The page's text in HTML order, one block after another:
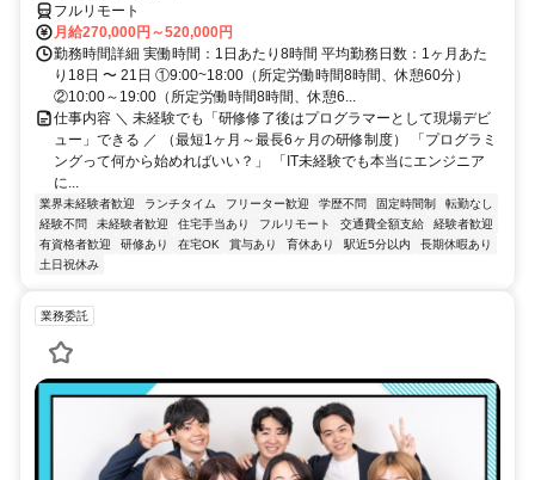
フルリモート
月給270,000円～520,000円
勤務時間詳細 実働時間：1日あたり8時間 平均勤務日数：1ヶ月あた
り18日 〜 21日 ①9:00~18:00（所定労働時間8時間、休憩60分）
②10:00～19:00（所定労働時間8時間、休憩6...
仕事内容 ＼ 未経験でも「研修修了後はプログラマーとして現場デビ
ュー」できる ／ （最短1ヶ月～最長6ヶ月の研修制度） 「プログラミ
ングって何から始めればいい？」 「IT未経験でも本当にエンジニア
に...
業界未経験者歓迎 ランチタイム フリーター歓迎 学歴不問 固定時間制
転勤なし
経験不問
未経験者歓迎 住宅手当あり フルリモート 交通費全額支給
経験者歓迎
有資格者歓迎
研修あり 在宅OK 賞与あり 育休あり 駅近5分以内
長期休暇あり
土日祝休み
業務委託